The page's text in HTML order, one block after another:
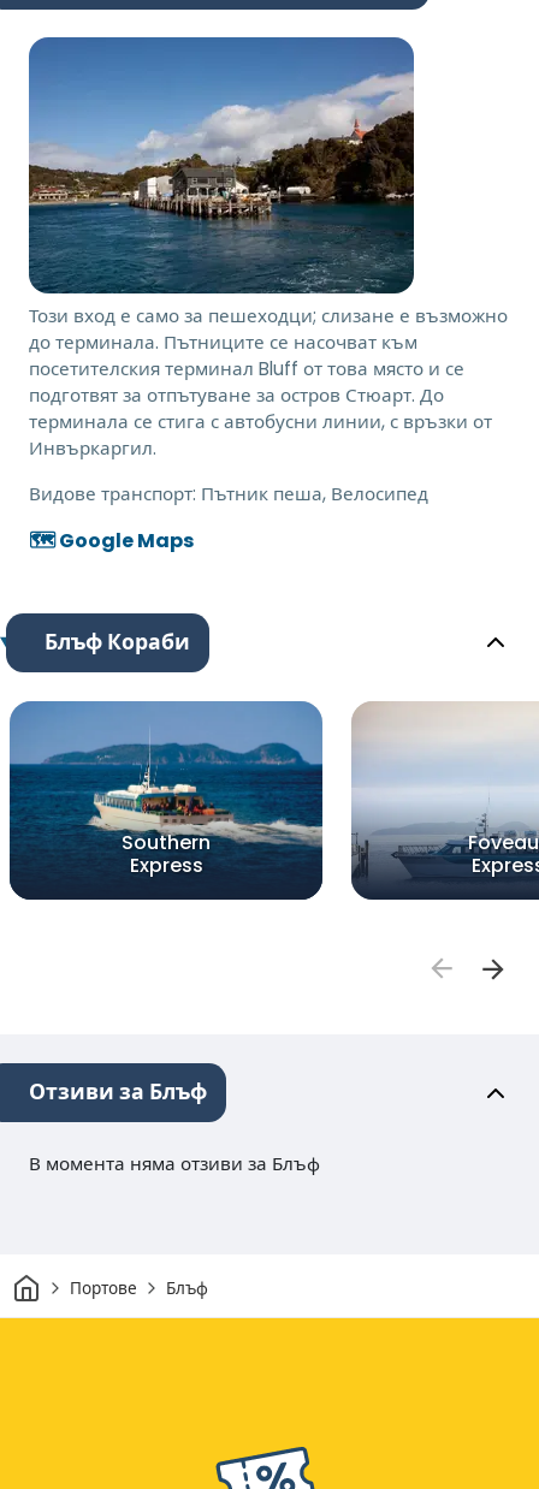
Този вход е само за пешеходци; слизане е възможно
до терминала. Пътниците се насочват към
посетителския терминал Bluff от това място и се
подготвят за отпътуване за остров Стюарт. До
терминала се стига с автобусни линии, с връзки от
Инвъркаргил.
Видове транспорт: Пътник пеша, Велосипед
🗺️ Google Maps
Блъф Кораби
Southern
Express
Отзиви за Блъф
В момента няма отзиви за Блъф
Начало
Портове Блъф